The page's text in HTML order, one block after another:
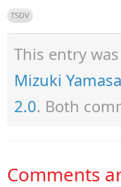
TSDV
This entry
Mizuki
2.0. Both
Comments